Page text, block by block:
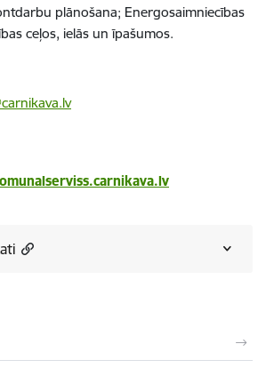
plānošana; Energosaimniecības
ceļos, ielās un īpašumos.